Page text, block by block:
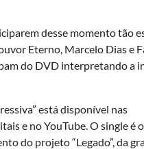
desse momento tão
Eterno, Marcelo Dias e
do DVD interpretando a
está disponível nas
e no YouTube. O single é o
do projeto “Legado”, da